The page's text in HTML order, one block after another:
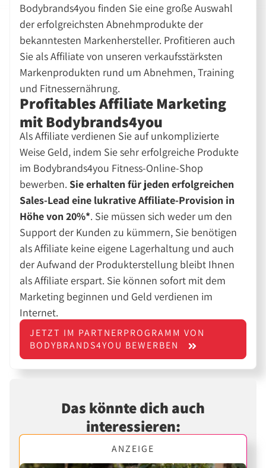
Bodybrands4you finden Sie eine große Auswahl
der erfolgreichsten Abnehmprodukte der
bekanntesten Markenhersteller. Profitieren auch
Sie als Affiliate von unseren verkaufsstärksten
Markenprodukten rund um Abnehmen, Training
und Fitnessernährung.
Profitables Affiliate Marketing
mit Bodybrands4you
Als Affiliate verdienen Sie auf unkomplizierte
Weise Geld, indem Sie sehr erfolgreiche Produkte
im Bodybrands4you Fitness-Online-Shop
bewerben.Sie erhalten für jeden erfolgreichen
Sales-Lead eine lukrative Affiliate-Provision in
Höhe von 20%*. Sie müssen sich weder um den
Support der Kunden zu kümmern, Sie benötigen
als Affiliate keine eigene Lagerhaltung und auch
der Aufwand der Produkterstellung bleibt Ihnen
als Affiliate erspart. Sie können sofort mit dem
Marketing beginnen und Geld verdienen im
Internet.
JETZT IM PARTNERPROGRAMM VON
BODYBRANDS4YOU BEWERBEN
Das könnte dich auch
interessieren:
ANZEIGE